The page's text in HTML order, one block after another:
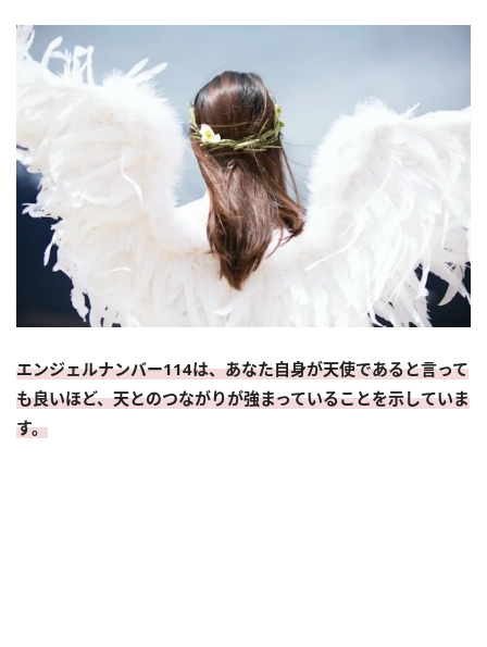
エンジェルナンバー114は、あなた自身が天使であると言って
も良いほど、天とのつながりが強まっていることを示していま
す。